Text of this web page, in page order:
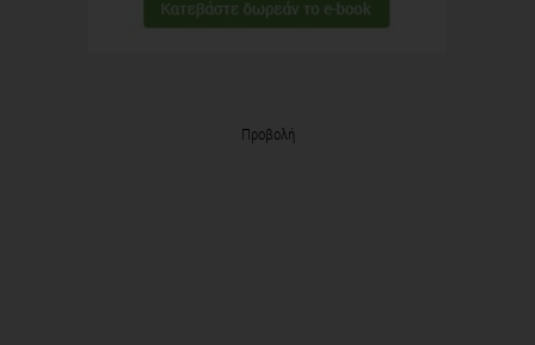
Προβολή